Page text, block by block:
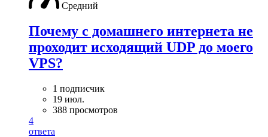
Средний
Почему с домашнего интернета не
проходит исходящий UDP до моего
VPS?
1 подписчик
19 июл.
388 просмотров
4
ответа